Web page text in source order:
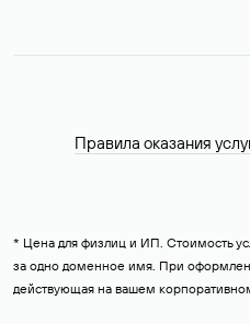
Правила оказания
* Цена для физлиц и ИП. Стоимость
за одно доменное имя. При
действующая на вашем